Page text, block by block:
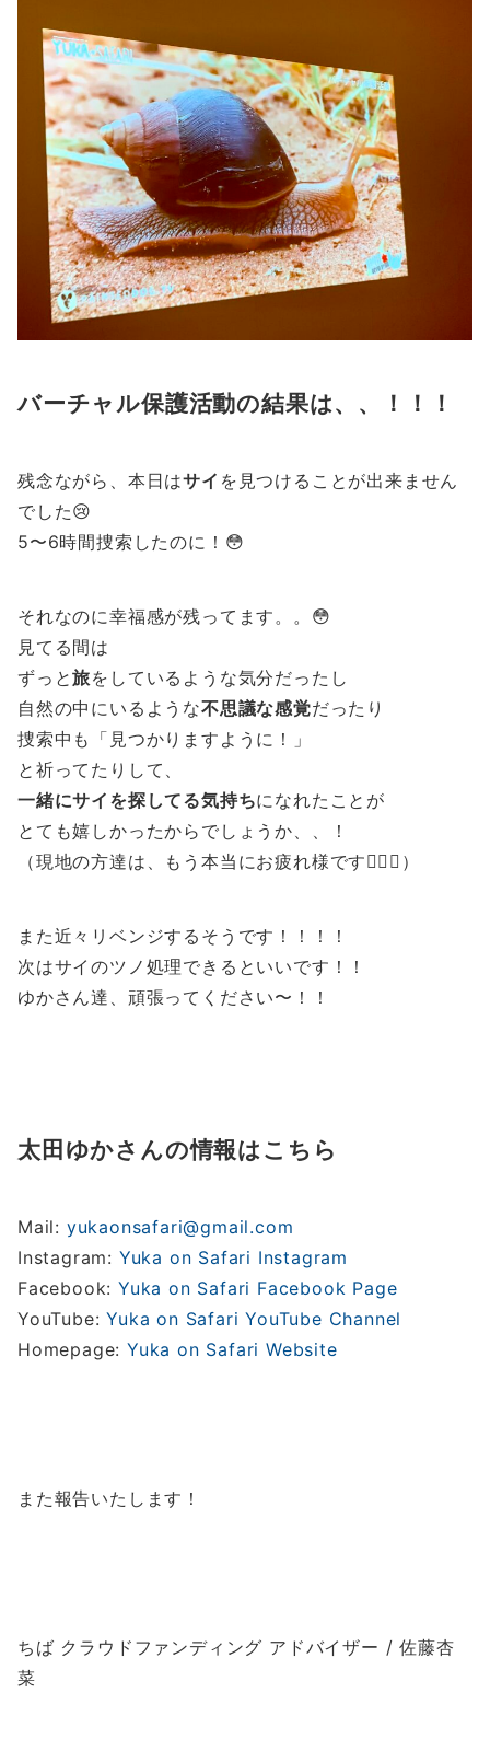
バーチャル保護活動の結果は、、！！！
残念ながら、本日はサイ を見つけることが出来ません
でした😢
5〜6時間捜索したのに！😳
それなのに幸福感が残ってます。。😳
見てる間は
ずっと旅をしているような気分だったし
自然の中にいるような不思議な感覚だったり
捜索中も「見つかりますように！」
と祈ってたりして、
一緒にサイを探してる気持ちになれたことが
とても嬉しかったからでしょうか、、！
（現地の方達は、もう本当にお疲れ様です🙇‍♀️✨）
また近々リベンジするそうです！！！！
次はサイのツノ処理できるといいです！！
ゆかさん達、頑張ってください〜！！
太田ゆかさんの情報はこちら
Mail: yukaonsafari@gmail.com
Instagram: Yuka on Safari Instagram
Facebook:Yuka on Safari Facebook Page
YouTube:Yuka on Safari YouTube Channel
Homepage:Yuka on Safari Website
また報告いたします！
ちば クラウドファンディング アドバイザー / 佐藤杏
菜